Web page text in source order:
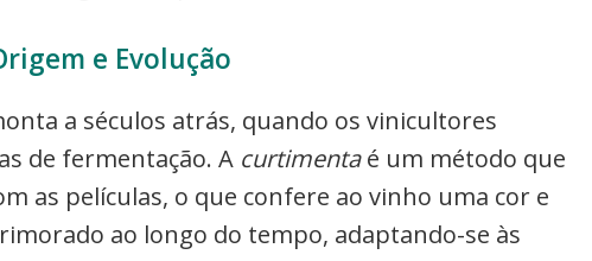
e Evolução
a séculos atrás, quando os vinicultores
de fermentação. A curtimentaé um método que
as películas, o que confere ao vinho uma cor e
ao longo do tempo, adaptando-se às